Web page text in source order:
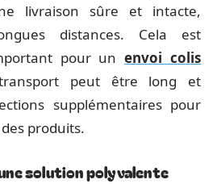
livraison sûre et intacte,
distances. Cela est
pour unenvoi colis
peut être long et
supplémentaires pour
produits.
solution polyvalente